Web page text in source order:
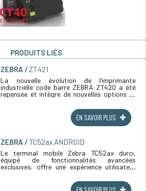
PRODUITS LIÉS
ZEBRA ZT421
La nouvelle évolution de l'imprimante
industrielle code barre ZEBRA ZT420 a été
repensée et intègre de nouvelles options et
d'imprimer sur de grande laize et (...)
EN SAVOIR PLUS
ZEBRA TC52ax ANDROID
Le terminal mobile Zebra TC52ax durci,
équipé de fonctionnalités avancées
exclusives, offre une expérience utilisateur
Zebra Mobility DNA favorisent comme jamais